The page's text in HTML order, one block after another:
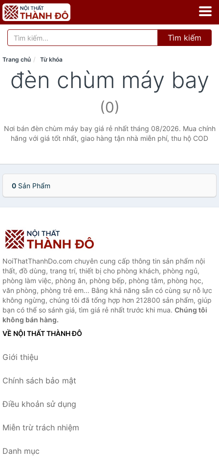
Tìm kiếm
Trang chủ Từ khóa
đèn chùm máy bay
(0)
Nơi bán đèn chùm máy bay giá rẻ nhất tháng 08/2026. Mua chính
hãng với giá tốt nhất, giao hàng tận nhà miễn phí, thu hộ COD
0 Sản Phẩm
NoiThatThanhDo.com chuyên cung cấp thông tin sản phẩm nội
thất, đồ dùng, trang trí, thiết bị cho phòng khách, phòng ngủ,
phòng làm việc, phòng ăn, phòng bếp, phòng tắm, phòng học,
văn phòng, phòng trẻ em... Bằng khả năng sẵn có cùng sự nỗ lực
không ngừng, chúng tôi đã tổng hợp hơn 212800 sản phẩm, giúp
bạn có thể so sánh giá, tìm giá rẻ nhất trước khi mua. Chúng tôi
không bán hàng.
VỀ NỘI THẤT THÀNH ĐÔ
Giới thiệu
Chính sách bảo mật
Điều khoản sử dụng
Miễn trừ trách nhiệm
Danh mục